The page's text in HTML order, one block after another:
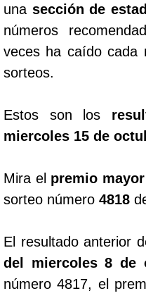
Dorado Mañana
Dorado Tarde
Fantástica Día
Fantástica
Motilon Noche
una sección de
números
veces ha caído cada
sorteos.
Estos son los
miercoles 15 de
Mira el premio
sorteo número 4818
El resultado anterior
del miercoles 8 de
número 4817, el